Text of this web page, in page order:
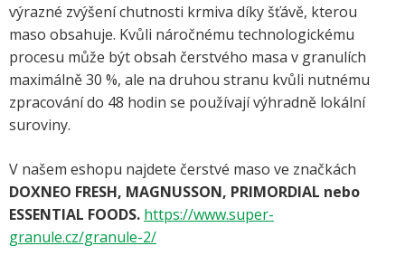
výrazné zvýšení chutnosti krmiva díky šťávě, kterou
maso obsahuje. Kvůli náročnému technologickému
procesu může být obsah čerstvého masa v granulích
maximálně 30 %, ale na druhou stranu kvůli nutnému
zpracování do 48 hodin se používají výhradně lokální
suroviny.
V našem eshopu najdete čerstvé maso ve značkách
DOXNEO FRESH, MAGNUSSON, PRIMORDIAL nebo
ESSENTIAL FOODS. https://www.super-
granule.cz/granule-2/